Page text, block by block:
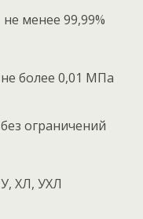
не менее 99,99%
не более 0,01 МПа
без ограничений
У, ХЛ, УХЛ